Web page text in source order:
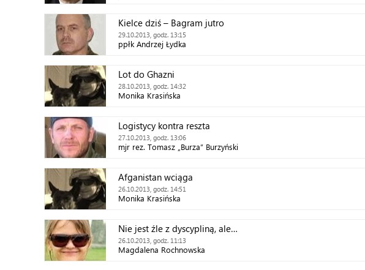
Kielce dziś – Bagram jutro
29.10.2013, godz. 13:15
ppłk Andrzej Łydka
Lot do Ghazni
28.10.2013, godz. 14:32
Monika Krasińska
Logistycy kontra reszta
27.10.2013, godz. 13:06
mjr rez. Tomasz „Burza” Burzyński
Afganistan wciąga
26.10.2013, godz. 14:51
Monika Krasińska
Nie jest źle z dyscypliną, ale…
26.10.2013, godz. 11:13
Magdalena Rochnowska